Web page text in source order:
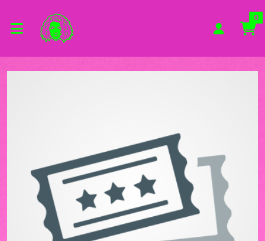
0
Startseite
Veranstaltungsorte
Mercatorhalle Duisburg